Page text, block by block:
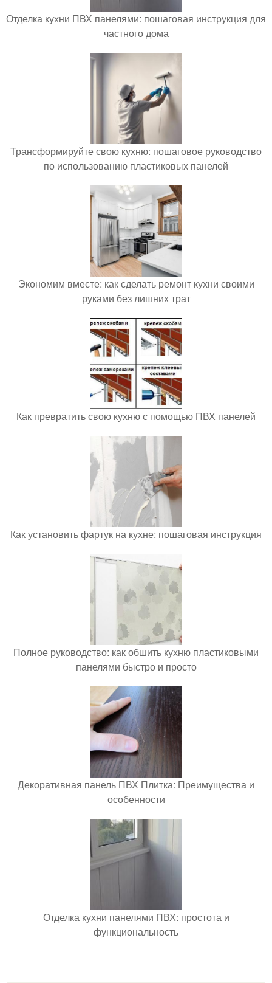
Отделка кухни ПВХ панелями: пошаговая инструкция для
частного дома
Трансформируйте свою кухню: пошаговое руководство
по использованию пластиковых панелей
Экономим вместе: как сделать ремонт кухни своими
руками без лишних трат
Как превратить свою кухню с помощью ПВХ панелей
Как установить фартук на кухне: пошаговая инструкция
Полное руководство: как обшить кухню пластиковыми
панелями быстро и просто
Декоративная панель ПВХ Плитка: Преимущества и
особенности
Отделка кухни панелями ПВХ: простота и
функциональность